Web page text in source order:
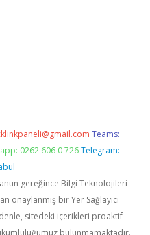
Teams:
0262 606 0 726 Telegram:
gereğince Bilgi Teknolojileri
onaylanmış bir Yer Sağlayıcı
sitedeki içerikleri proaktif
bulunmamaktadır.